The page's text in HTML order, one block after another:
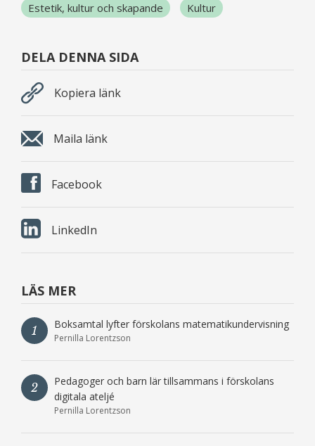
Estetik, kultur och skapande
Kultur
DELA DENNA SIDA
Kopiera länk
Maila länk
Facebook
LinkedIn
LÄS MER
1 Boksamtal lyfter förskolans matematikundervisning
Pernilla Lorentzson
2
Pedagoger och barn lär tillsammans i förskolans
digitala ateljé
Pernilla Lorentzson